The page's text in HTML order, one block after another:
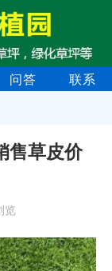
问答 联系
售草皮价
览